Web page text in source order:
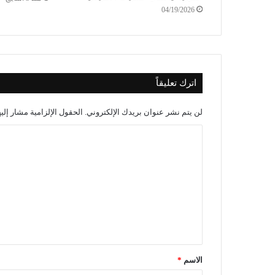
04/19/2026
اترك تعليقاً
لن يتم نشر عنوان بريدك الإلكتروني. الحقول الإلزامية مشار
الاسم *